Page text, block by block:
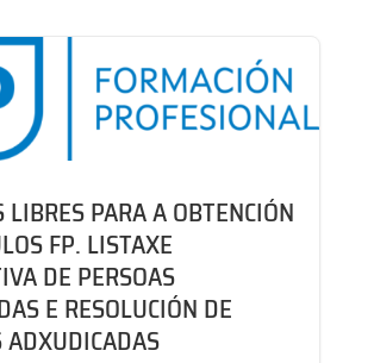
LIBRES PARA A OBTENCIÓN
FP. LISTAXE
DE PERSOAS
E RESOLUCIÓN DE
ADXUDICADAS